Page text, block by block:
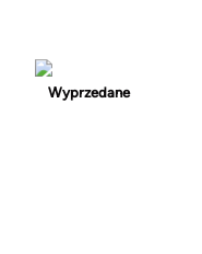
Wyprzedane